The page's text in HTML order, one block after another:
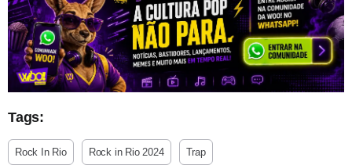
Tags:
Rock In Rio Rock in Rio 2024 Trap